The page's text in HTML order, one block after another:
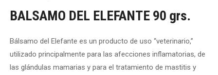
BALSAMO DEL ELEFANTE 90 grs.
Bálsamo del Elefante es un producto de uso “veterinario,”
utilizado principalmente para las afecciones inflamatorias, de
las glándulas mamarias y para el tratamiento de mastitis y